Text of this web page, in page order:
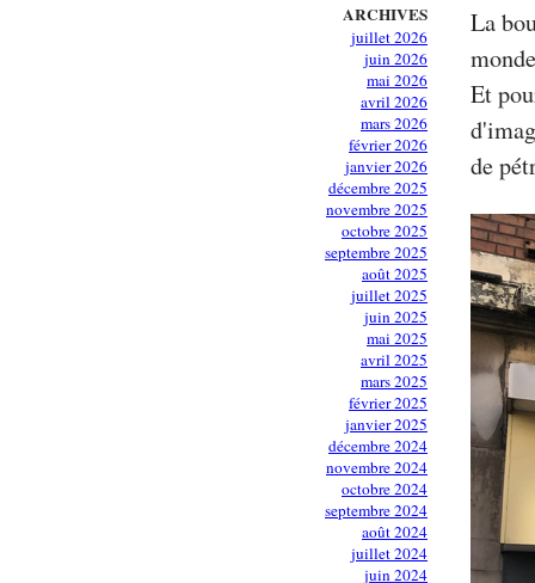
ARCHIVES
juillet 2026
juin 2026
mai 2026
avril 2026
mars 2026
février 2026
janvier 2026
décembre 2025
novembre 2025
octobre 2025
septembre 2025
août 2025
juillet 2025
juin 2025
mai 2025
avril 2025
mars 2025
février 2025
janvier 2025
décembre 2024
novembre 2024
octobre 2024
septembre 2024
août 2024
juillet 2024
juin 2024
La
Et
de